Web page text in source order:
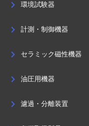
環境試験器
計測・制御機器
セラミック磁性機器
油圧用機器
濾過・分離装置